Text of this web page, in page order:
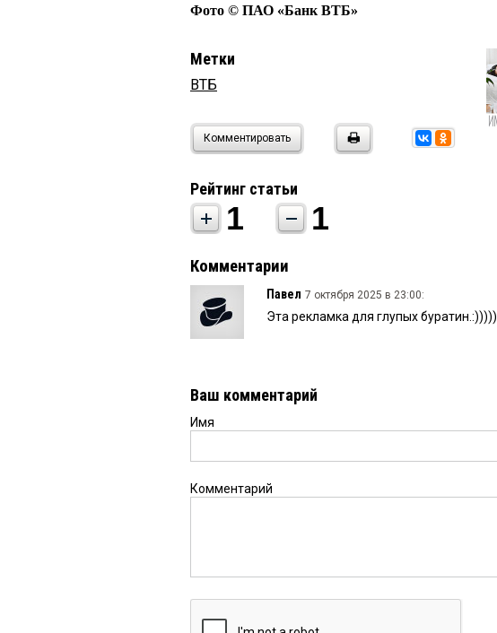
Фото © ПАО «Банк ВТБ»
Метки
ВТБ
Комментировать
Рейтинг статьи
1 1
Комментарии
Павел 7 октября 2025 в 23:00:
Эта рекламка для глупых буратин.:)))))
Ваш комментарий
Имя
Комментарий